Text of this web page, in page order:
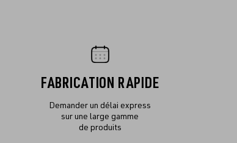
FABRICATION RAPIDE
Demander un délai express
sur une large gamme
de produits